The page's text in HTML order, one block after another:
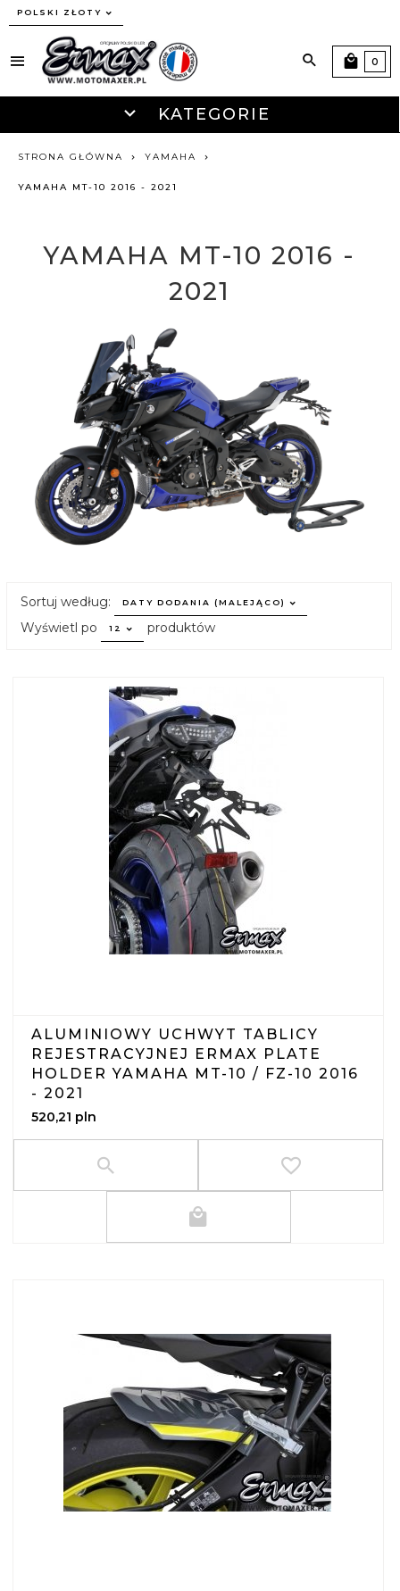
currency_h
POLSKI ZŁOTY
KATEGORIE
0
STRONA GŁÓWNA YAMAHA
YAMAHA MT-10 2016 - 2021
YAMAHA MT-10 2016 -
2021
Sortuj według: sort
DATY DODANIA (MALEJĄCO)
Wyświetl po pop
12 produktów
ALUMINIOWY UCHWYT TABLICY
REJESTRACYJNEJ ERMAX PLATE
HOLDER YAMAHA MT-10 / FZ-10 2016
- 2021
520,21 pln